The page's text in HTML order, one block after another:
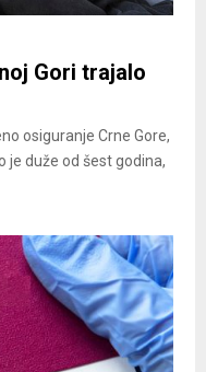
Gori trajalo
osiguranje Crne Gore,
je duže od šest godina,